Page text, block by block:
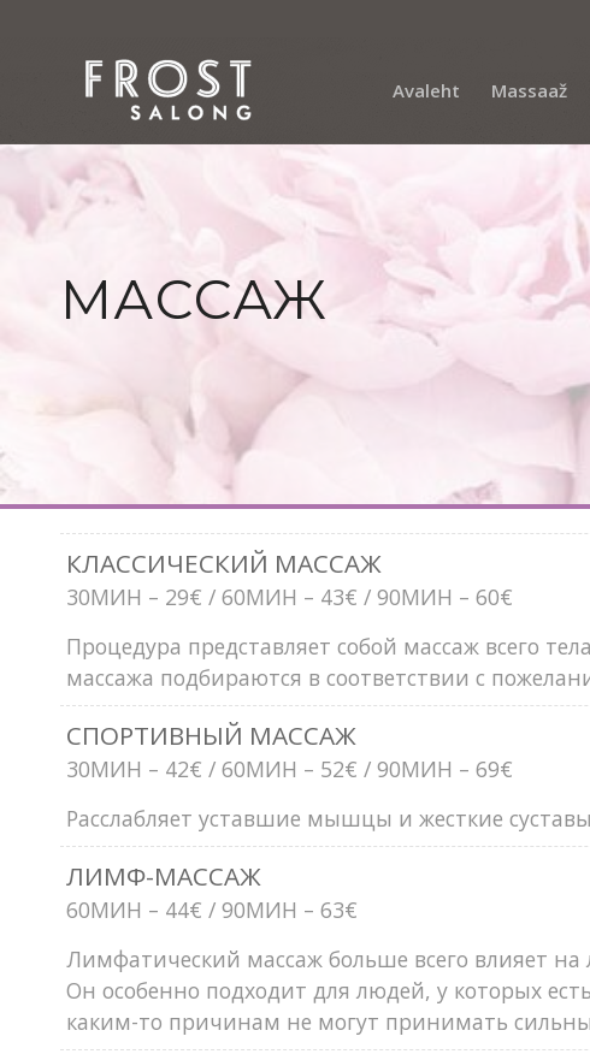
Avaleht Massaaž
МАССАЖ
КЛАССИЧЕСКИЙ МАССАЖ
30MИН – 29€ / 60MИН – 43€ / 90MИН – 60€
Процедура представляет собой массаж всего
массажа подбираются в соответствии с
СПОРТИВНЫЙ МАССАЖ
30MИН – 42€ / 60MИН – 52€ / 90MИН – 69€
Pасслабляeт уставшие мышцы и жесткие
ЛИМФ-МАССАЖ
60MИН – 44€ / 90MИН – 63€
Лимфатический массаж больше всего влияет
Он особенно подходит для людей, у которых
каким-то причинам не могут принимать